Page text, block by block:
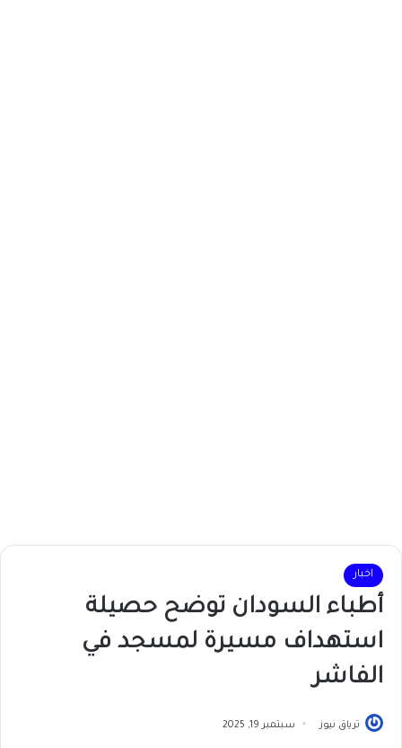
اخبار
أطباء السودان توضح حصيلة
استهداف مسيرة لمسجد في
الفاشر
ترياق نيوز سبتمبر 19, 2025